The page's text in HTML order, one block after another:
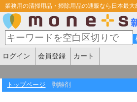
業務用の清掃用品・掃除用品の通販なら日本最
ログイン 会員登録 カート
トップページ 剥離剤